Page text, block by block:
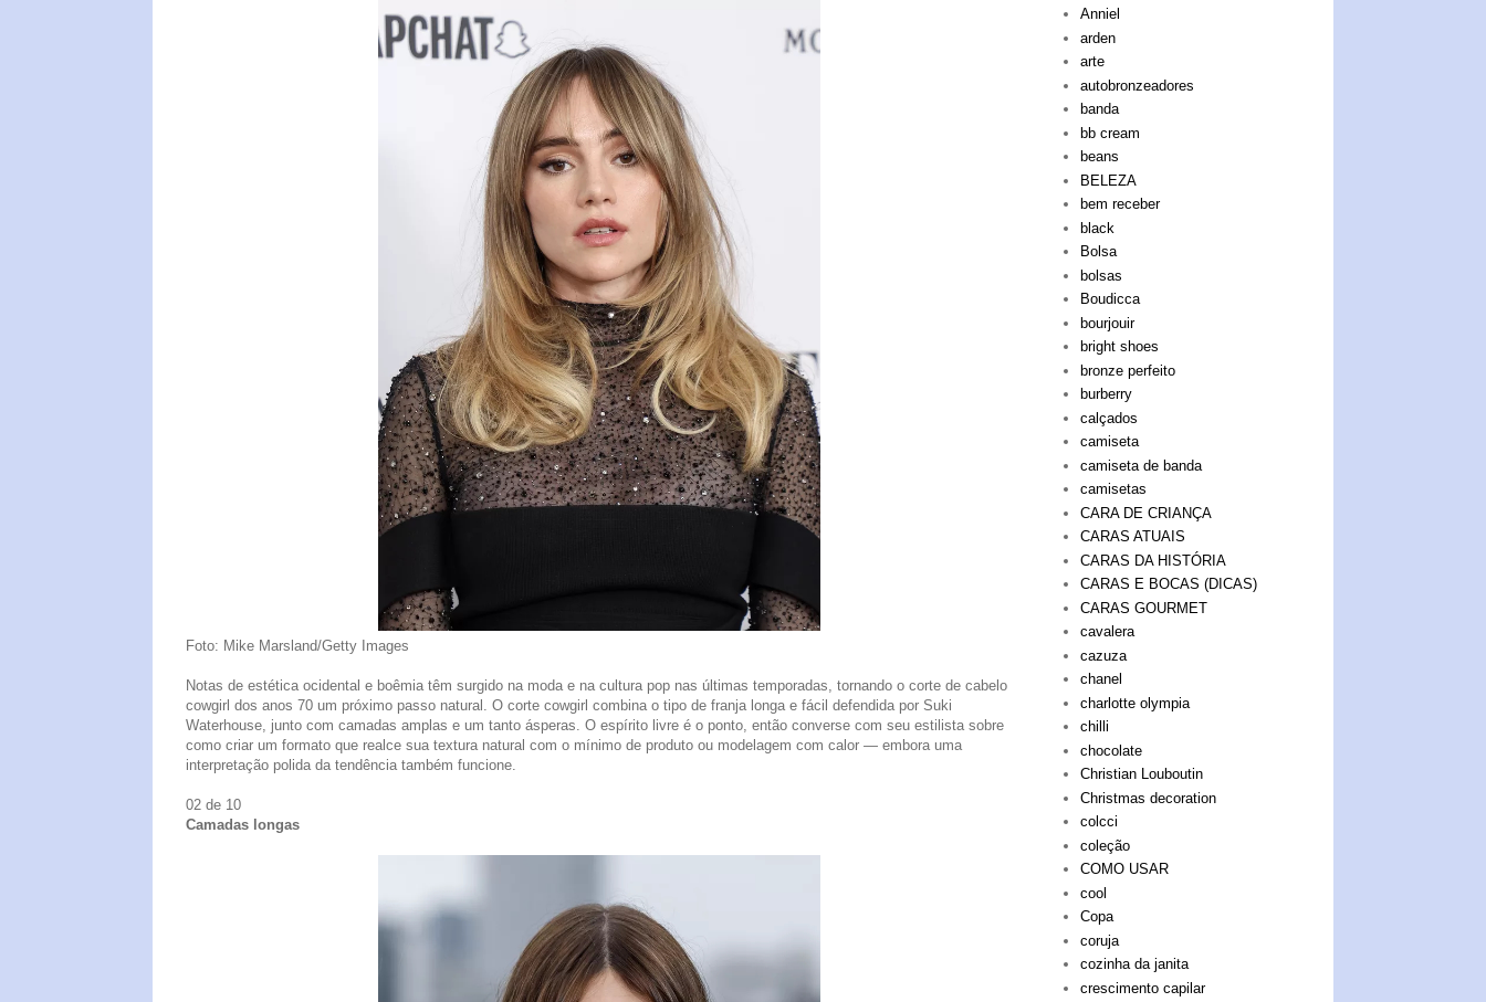
Foto: Mike Marsland/Getty Images
Notas de estética ocidental e boêmia têm surgido na moda e na cultura pop nas últimas temporadas, tornando o corte de cabelo
cowgirl dos anos 70 um próximo passo natural. O corte cowgirl combina o tipo de franja longa e fácil defendida por Suki
Waterhouse, junto com camadas amplas e um tanto ásperas. O espírito livre é o ponto, então converse com seu estilista sobre
como criar um formato que realce sua textura natural com o mínimo de produto ou modelagem com calor — embora uma
interpretação polida da tendência também funcione.
02 de 10
Camadas longas
Anniel
arden
arte
autobronzeadores
banda
bb cream
beans
BELEZA
bem receber
black
Bolsa
bolsas
Boudicca
bourjouir
bright shoes
bronze perfeito
burberry
calçados
camiseta
camiseta de banda
camisetas
CARA DE CRIANÇA
CARAS ATUAIS
CARAS DA HISTÓRIA
CARAS E BOCAS (DICAS)
CARAS GOURMET
cavalera
cazuza
chanel
charlotte olympia
chilli
chocolate
Christian Louboutin
Christmas decoration
colcci
coleção
COMO USAR
cool
Copa
coruja
cozinha da janita
crescimento capilar